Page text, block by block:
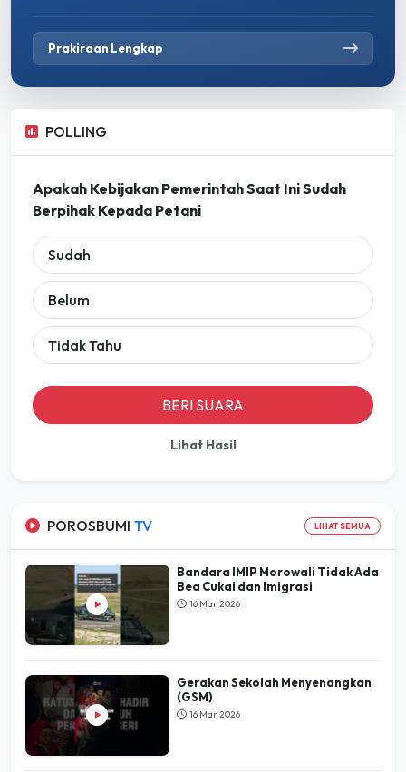
Prakiraan Lengkap
POLLING
Apakah Kebijakan Pemerintah Saat Ini Sudah
Berpihak Kepada Petani
Sudah
Belum
Tidak Tahu
BERI SUARA
Lihat Hasil
POROSBUMI TV LIHAT SEMUA
Bandara IMIP Morowali Tidak Ada
Bea Cukai dan Imigrasi
16 Mar 2026
Gerakan Sekolah Menyenangkan
(GSM)
16 Mar 2026